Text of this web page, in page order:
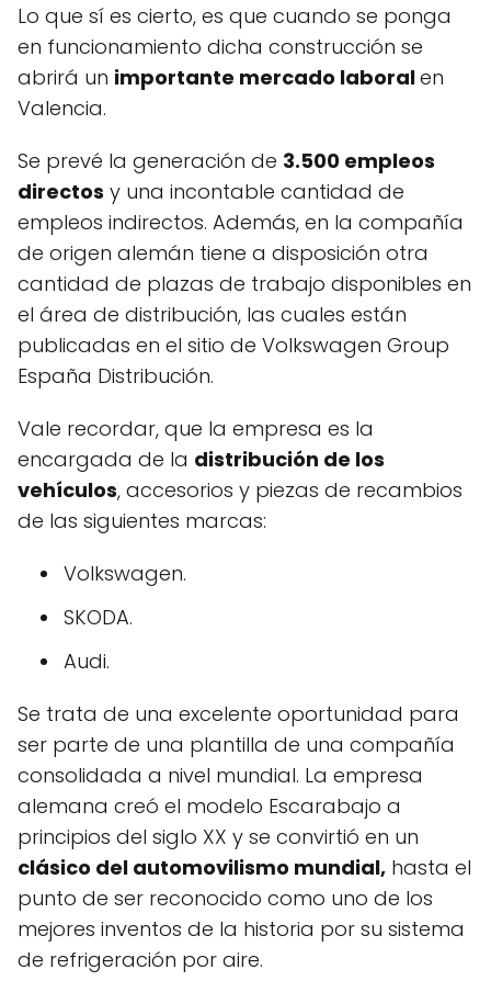
Lo que sí es cierto, es que cuando se ponga
en funcionamiento dicha construcción se
abrirá un importante mercado laboralen
Valencia.
Se prevé la generación de 3.500 empleos
directos y una incontable cantidad de
empleos indirectos. Además, en la compañía
de origen alemán tiene a disposición otra
cantidad de plazas de trabajo disponibles en
el área de distribución, las cuales están
publicadas en el sitio de Volkswagen Group
España Distribución.
Vale recordar, que la empresa es la
encargada de la distribución de los
vehículos, accesorios y piezas de recambios
de las siguientes marcas:
Volkswagen.
SKODA.
Audi.
Se trata de una excelente oportunidad para
ser parte de una plantilla de una compañía
consolidada a nivel mundial. La empresa
alemana creó el modelo Escarabajo a
principios del siglo XX y se convirtió en un
clásico del automovilismo mundial, hasta el
punto de ser reconocido como uno de los
mejores inventos de la historia por su sistema
de refrigeración por aire.